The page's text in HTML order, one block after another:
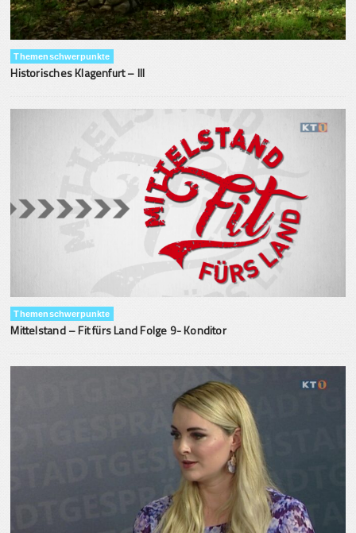
Themenschwerpunkte
Historisches Klagenfurt – III
Themenschwerpunkte
Mittelstand – Fit fürs Land Folge 9- Konditor